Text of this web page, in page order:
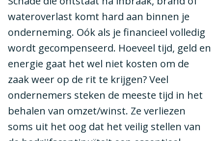
wateroverlast komt hard aan binnen je
onderneming. Oók als je financieel volledig
wordt gecompenseerd. Hoeveel tijd, geld en
energie gaat het wel niet kosten om de
zaak weer op de rit te krijgen? Veel
ondernemers steken de meeste tijd in het
behalen van omzet/winst. Ze verliezen
soms uit het oog dat het veilig stellen van